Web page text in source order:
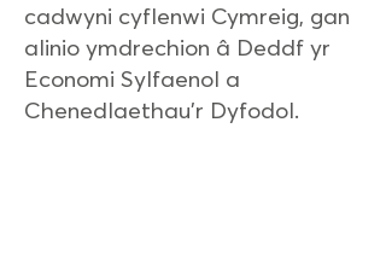
cadwyni cyflenwi Cymreig, gan
alinio ymdrechion â Deddf yr
Economi Sylfaenol a
Chenedlaethau’r Dyfodol.